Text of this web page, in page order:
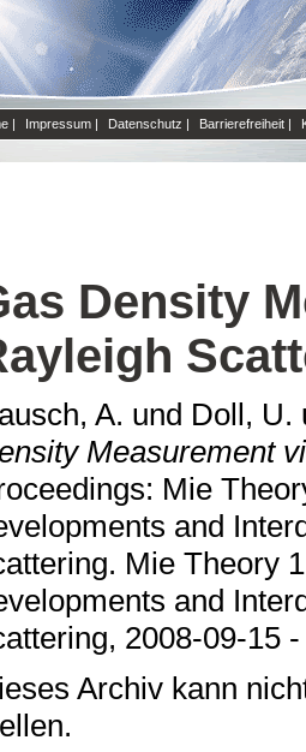
| Impressum | Datenschutz | Barrierefreiheit |
Density
A. und Doll, U.
Measurement
Mie
and
Mie Theory
and
2008-09-15
Archiv kann